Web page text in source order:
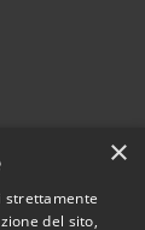
×
strettamente
del sito,